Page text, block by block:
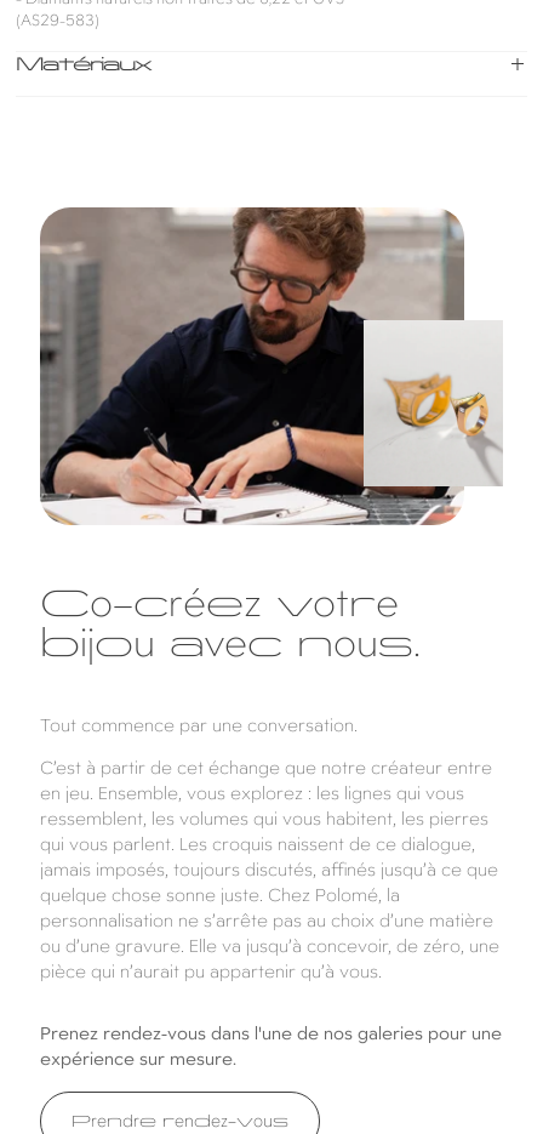
(AS29-583)
Matériaux
Co-créez votre
bijou avec nous.
Tout commence par une conversation.
C’est à partir de cet échange que notre créateur entre
en jeu. Ensemble, vous explorez : les lignes qui vous
ressemblent, les volumes qui vous habitent, les pierres
qui vous parlent. Les croquis naissent de ce dialogue,
jamais imposés, toujours discutés, affinés jusqu’à ce que
quelque chose sonne juste. Chez Polomé, la
personnalisation ne s’arrête pas au choix d’une matière
ou d’une gravure. Elle va jusqu’à concevoir, de zéro, une
pièce qui n’aurait pu appartenir qu’à vous.
Prenez rendez-vous dans l'une de nos galeries pour une
expérience sur mesure.
Prendre rendez-vous